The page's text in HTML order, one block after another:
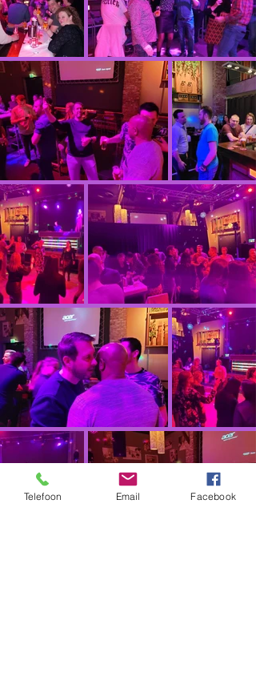
Telefoon Email Facebook